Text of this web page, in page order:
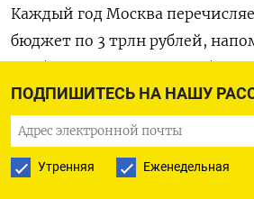
ПОДПИШИТЕСЬ НА НАШУ
Утренняя Еженедельная
Каждый год Москва
бюджет по 3 трлн рублей,
пообещал, что эта сумма будет
роста экономики. «Эти деньги,
перераспределяются в
отметил мэр. Так и должен
«нормальный механизм